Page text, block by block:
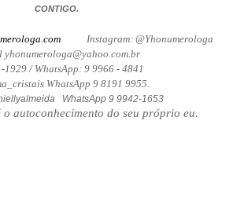
CONTIGO.
Instagram: @Yhonumerologa
yhonumerologa@yahoo.com.br
1929 / WhatsApp: 9 9966 - 4841
WhatsApp 9 8191 9955.
WhatsApp 9 9942-1653
o autoconhecimento do seu próprio eu.